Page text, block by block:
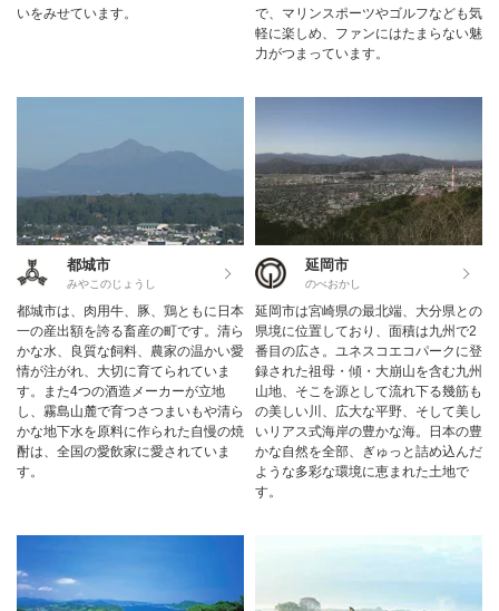
いをみせています。
で、マリンスポーツやゴルフなども気
軽に楽しめ、ファンにはたまらない魅
力がつまっています。
都城市
みやこのじょうし
都城市は、肉用牛、豚、鶏ともに日本
一の産出額を誇る畜産の町です。清ら
かな水、良質な飼料、農家の温かい愛
情が注がれ、大切に育てられていま
す。また4つの酒造メーカーが立地
し、霧島山麓で育つさつまいもや清ら
かな地下水を原料に作られた自慢の焼
酎は、全国の愛飲家に愛されていま
す。
延岡市
のべおかし
延岡市は宮崎県の最北端、大分県との
県境に位置しており、面積は九州で2
番目の広さ。ユネスコエコパークに登
録された祖母・傾・大崩山を含む九州
山地、そこを源として流れ下る幾筋も
の美しい川、広大な平野、そして美し
いリアス式海岸の豊かな海。日本の豊
かな自然を全部、ぎゅっと詰め込んだ
ような多彩な環境に恵まれた土地で
す。